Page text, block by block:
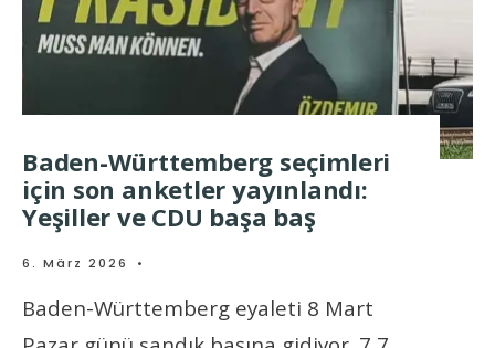
Baden-Württemberg seçimleri
için son anketler yayınlandı:
Yeşiller ve CDU başa baş
6. März 2026 •
Baden-Württemberg eyaleti 8 Mart